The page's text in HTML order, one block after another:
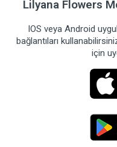
Lilyana Flowers
IOS veya Android
bağlantıları
için